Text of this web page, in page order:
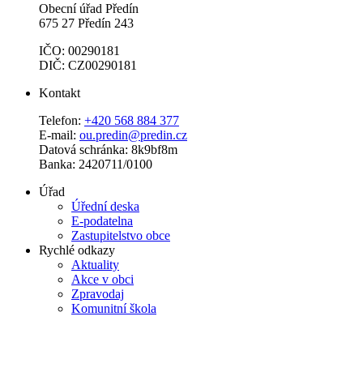
Obecní úřad Předín
675 27 Předín 243
IČO: 00290181
DIČ: CZ00290181
Kontakt
Telefon: +420 568 884 377
E-mail: ou.predin@predin.cz
Datová schránka: 8k9bf8m
Banka: 2420711/0100
Úřad
Úřední deska
E-podatelna
Zastupitelstvo obce
Rychlé odkazy
Aktuality
Akce v obci
Zpravodaj
Komunitní škola